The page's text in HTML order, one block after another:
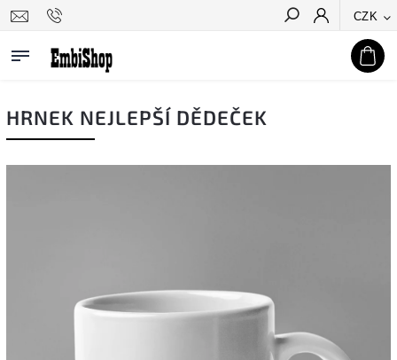
CZK
Hledat
HRNEK NEJLEPŠÍ DĚDEČEK